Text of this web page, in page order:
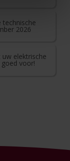
technische
2026
elektrische
voor!